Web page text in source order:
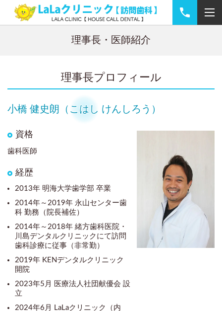
理事長・医師紹介
理事長プロフィール
小橋 健史朗（こはし けんしろう）
資格
歯科医師
経歴
2013年 明海大学歯学部 卒業
2014年～2019年 永山センター歯
科 勤務（院長補佐）
2014年～2018年 緒方歯科医院・
川島デンタルクリニックにて訪問
歯科診療に従事（非常勤）
2019年 KENデンタルクリニック
開院
2023年5月 医療法人社団献優会 設
立
2024年6月 LaLaクリニック（内